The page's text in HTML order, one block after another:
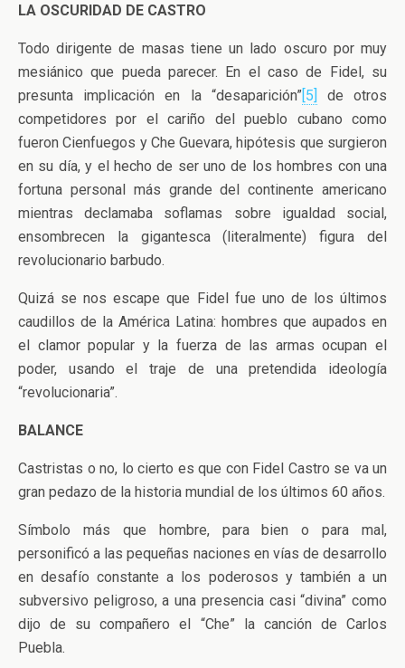
LA OSCURIDAD DE CASTRO
Todo dirigente de masas tiene un lado oscuro por muy
mesiánico que pueda parecer. En el caso de Fidel, su
presunta implicación en la “desaparición” [5]
de otros
competidores por el cariño del pueblo cubano como
fueron Cienfuegos y Che Guevara, hipótesis que surgieron
en su día, y el hecho de ser uno de los hombres con una
fortuna personal más grande del continente americano
mientras declamaba soflamas sobre igualdad social,
ensombrecen la gigantesca (literalmente) figura del
revolucionario barbudo.
Quizá se nos escape que Fidel fue uno de los últimos
caudillos de la América Latina: hombres que aupados en
el clamor popular y la fuerza de las armas ocupan el
poder, usando el traje de una pretendida ideología
“revolucionaria”.
BALANCE
Castristas o no, lo cierto es que con Fidel Castro se va un
gran pedazo de la historia mundial de los últimos 60 años.
Símbolo más que hombre, para bien o para mal,
personificó a las pequeñas naciones en vías de desarrollo
en desafío constante a los poderosos y también a un
subversivo peligroso, a una presencia casi “divina” como
dijo de su compañero el “Che” la canción de Carlos
Puebla.